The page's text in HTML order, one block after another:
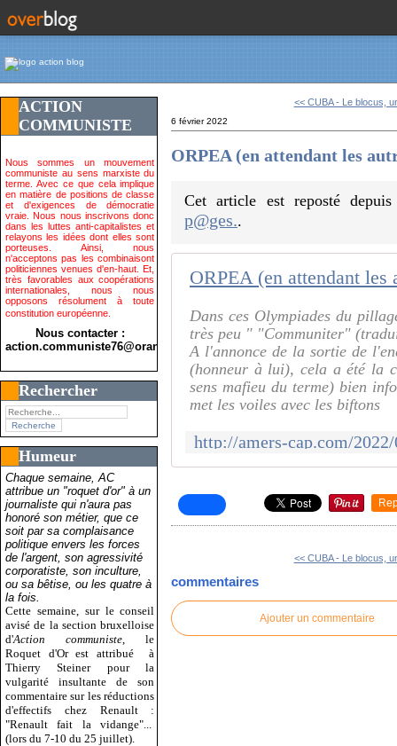
ACTION
COMMUNISTE
Nous sommes un mouvement
communiste au sens marxiste du
terme. Avec ce que cela implique
en matière de positions de classe
et d'exigences de démocratie
vraie. Nous nous inscrivons donc
dans les luttes anti-capitalistes et
relayons les idées dont elles sont
porteuses. Ainsi, nous
n'acceptons pas les combinaisont
politiciennes venues d'en-haut. Et,
très favorables aux coopérations
internationales, nous nous
opposons résolument à toute
constitution européenne.
Nous contacter :
action.communiste76@orange.fr>
Rechercher
Humeur
Chaque semaine, AC
attribue un "roquet d'or" à un
journaliste qui n'aura pas
honoré son métier, que ce
soit par sa complaisance
politique envers les forces
de l'argent, son agressivité
corporatiste, son inculture,
ou sa bêtise, ou les quatre à
la fois.
Cette semaine, sur le conseil
avisé de la section bruxelloise
d'Action communiste , le
Roquet d'Or est attribué
à
Thierry Steiner pour la
vulgarité insultante de son
commentaire sur les réductions
d'effectifs chez Renault :
"Renault fait la vidange"...
(lors du 7-10 du 25 juillet).
<< CUBA - Le blocus,
6 février 2022
ORPEA (en attendant les
Cet article est reposté
p@ges..
ORPEA (en attendant les
Dans ces Olympiades du
très peu " "Communiter"
A l'annonce de la sortie de
(honneur à lui), cela a été la
sens mafieu du terme) bien
met les voiles avec les biftons
<< CUBA - Le blocus,
commentaires
Ajouter un commentaire